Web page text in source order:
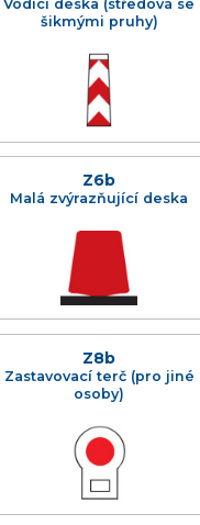
Vodicí deska (středová se
šikmými pruhy)
Z6b
Malá zvýrazňující deska
Z8b
Zastavovací terč (pro jiné
osoby)